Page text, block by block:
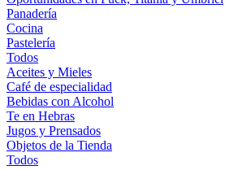
Panadería
Cocina
Pastelería
Todos
Aceites y Mieles
Café de especialidad
Bebidas con Alcohol
Te en Hebras
Jugos y Prensados
Objetos de la Tienda
Todos